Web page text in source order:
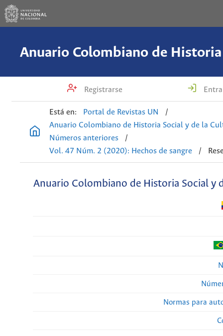
Registrarse
Está en: Portal de Revistas UN
/
Anuario Colombiano de Historia Social y de la
Números anteriores
/
Vol. 47 Núm. 2 (2020): Hechos de sangre
/
Anuario Colombiano de Historia Social y
Normas para